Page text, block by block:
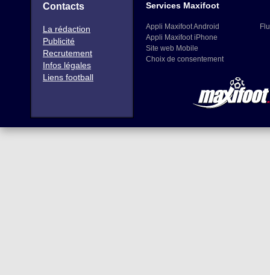
Contacts
La rédaction
Publicité
Recrutement
Infos légales
Liens football
Services Maxifoot
Appli Maxifoot Android
Appli Maxifoot iPhone
Site web Mobile
Choix de consentement